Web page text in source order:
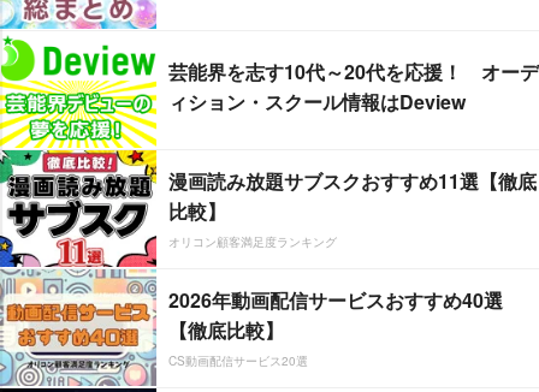
芸能界を志す10代～20代を応援！ オーデ
ィション・スクール情報はDeview
漫画読み放題サブスクおすすめ11選【徹底
比較】
オリコン顧客満足度ランキング
2026年動画配信サービスおすすめ40選
【徹底比較】
CS動画配信サービス20選